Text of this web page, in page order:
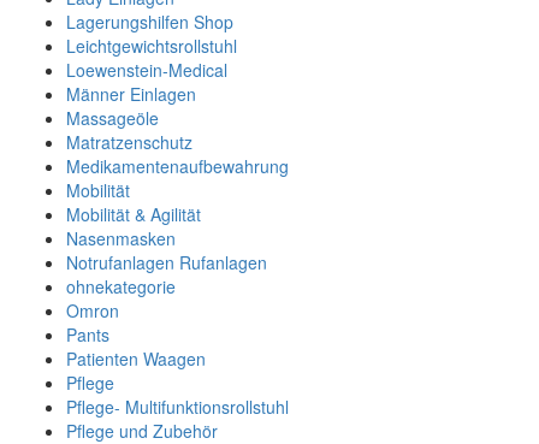
Lagerungshilfen Shop
Leichtgewichtsrollstuhl
Loewenstein-Medical
Männer Einlagen
Massageöle
Matratzenschutz
Medikamentenaufbewahrung
Mobilität
Mobilität & Agilität
Nasenmasken
Notrufanlagen Rufanlagen
ohnekategorie
Omron
Pants
Patienten Waagen
Pflege
Pflege- Multifunktionsrollstuhl
Pflege und Zubehör